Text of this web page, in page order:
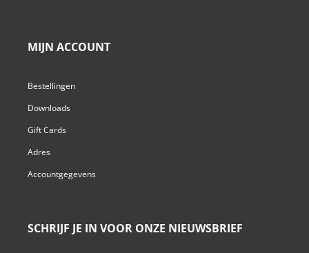
MIJN ACCOUNT
Bestellingen
Downloads
Gift Cards
Adres
Accountgegevens
SCHRIJF JE IN VOOR ONZE NIEUWSBRIEF